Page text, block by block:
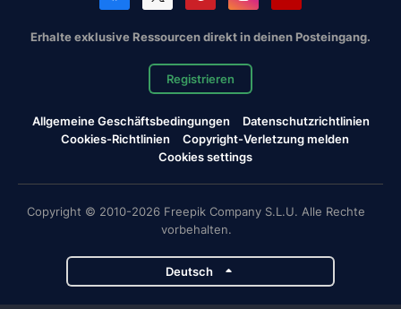
Erhalte exklusive Ressourcen direkt in deinen Posteingang.
Registrieren
Allgemeine Geschäftsbedingungen
Datenschutzrichtlinien
Cookies-Richtlinien
Copyright-Verletzung melden
Cookies settings
Copyright © 2010-2026 Freepik Company S.L.U. Alle Rechte
vorbehalten.
Deutsch